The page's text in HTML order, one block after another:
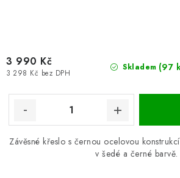
Skladem (97
3 298 Kč bez DPH
3 990 Kč
Závěsné křeslo s černou ocelovou
v šedé a černé barvě.